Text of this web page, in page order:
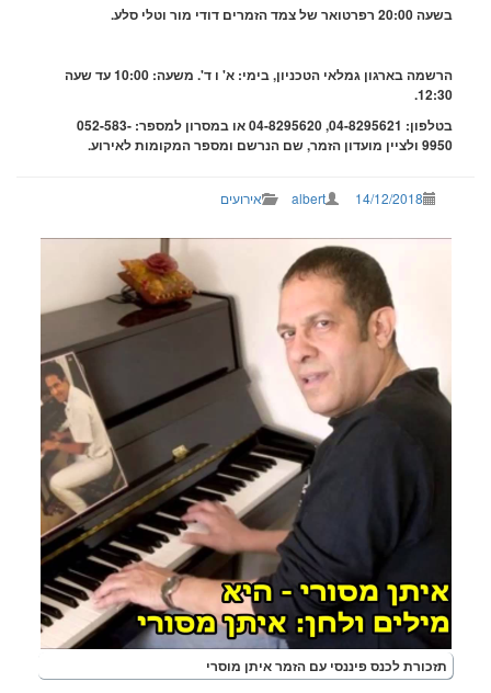
הרשמה בארגון גמלאי הטכניון, בימי: א' ו ד'. משעה: 10:00 עד שעה
בטלפון: 04-8295621, 04-8295620 או במסרון למספר: 052-583-
14/12/2018
albert אירועים
לכנס פיננסי עם הזמר איתן מוסרי